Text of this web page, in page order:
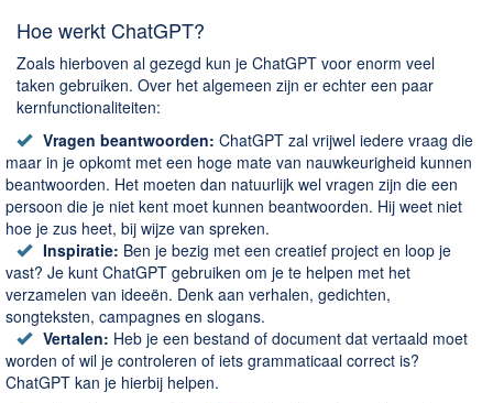
Hoe werkt ChatGPT?
Zoals hierboven al gezegd kun je ChatGPT voor enorm veel
taken gebruiken. Over het algemeen zijn er echter een paar
kernfunctionaliteiten:
Vragen beantwoorden: ChatGPT zal vrijwel iedere vraag die
maar in je opkomt met een hoge mate van nauwkeurigheid kunnen
beantwoorden. Het moeten dan natuurlijk wel vragen zijn die een
persoon die je niet kent moet kunnen beantwoorden. Hij weet niet
hoe je zus heet, bij wijze van spreken.
Inspiratie: Ben je bezig met een creatief project en loop je
vast? Je kunt ChatGPT gebruiken om je te helpen met het
verzamelen van ideeën. Denk aan verhalen, gedichten,
songteksten, campagnes en slogans.
Vertalen: Heb je een bestand of document dat vertaald moet
worden of wil je controleren of iets grammaticaal correct is?
ChatGPT kan je hierbij helpen.